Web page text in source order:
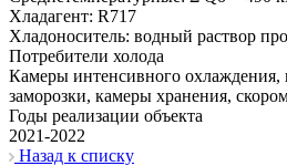
Хладагент: R717
Хладоноситель: водный раствор
Потребители холода
Камеры интенсивного
заморозки, камеры хранения,
Годы реализации объекта
2021-2022
Назад к списку